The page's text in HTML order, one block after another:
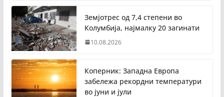
Земјотрес од 7,4 степени во
Колумбија, најмалку 20 загинати
10.08.2026
Коперник: Западна Европа
забележа рекордни температури
во јуни и јули